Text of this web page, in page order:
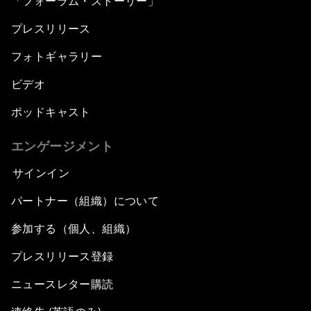
プレスリリース
フォトギャラリー
ビデオ
ポッドキャスト
エンゲージメント
サインイン
パートナー（組織）について
参加する（個人、組織）
プレスリリース登録
ニュースレター購読